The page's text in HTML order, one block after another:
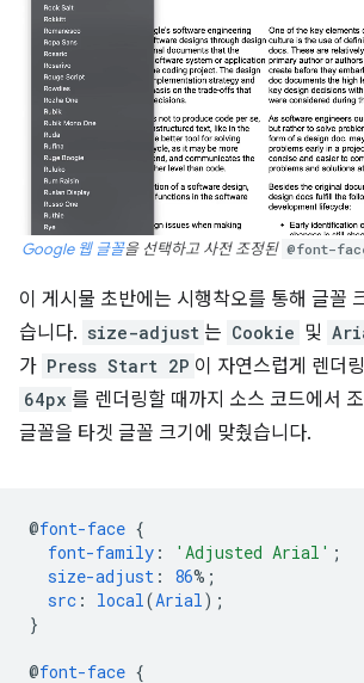
Google 웹 글꼴을 선택하고 사전 조정된 @font-
이 게시물 초반에는 시행착오를 통해 글꼴
습니다. size-adjust 는 Cookie 및
가 Press Start 2P 이 자연스럽게 렌더
64px 를 렌더링할 때까지 소스 코드에서
글꼴을 타겟 글꼴 크기에 맞췄습니다.
@font-face {
font-family : 'Adjusted Arial' ;
size-adjust : 86%;
src : local(Arial);
}
@font-face {